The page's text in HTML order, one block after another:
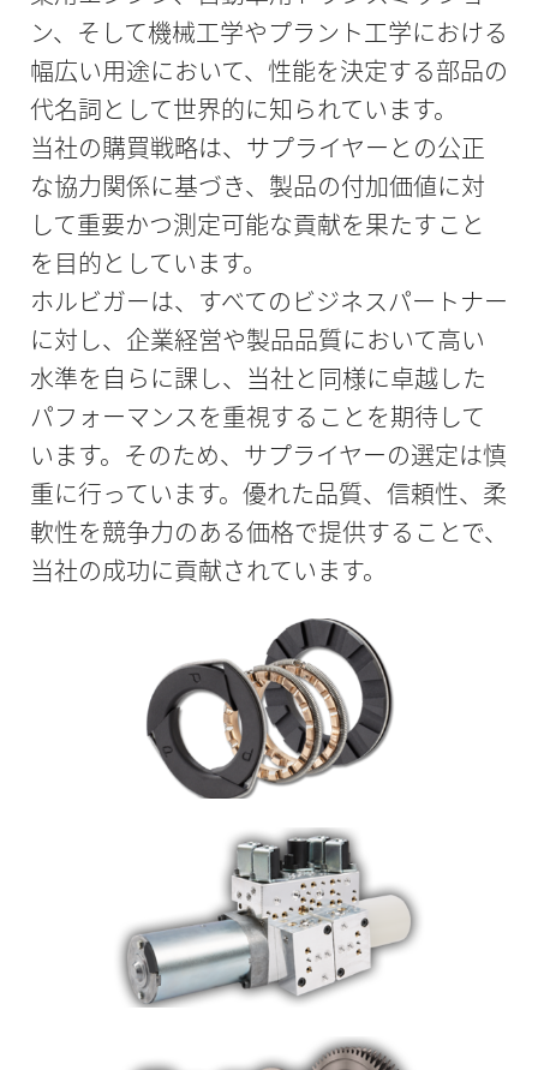
ン、そして機械工学やプラント工学における
幅広い用途において、性能を決定する部品の
代名詞として世界的に知られています。
当社の購買戦略は、サプライヤーとの公正
な協力関係に基づき、製品の付加価値に対
して重要かつ測定可能な貢献を果たすこと
を目的としています。
ホルビガーは、すべてのビジネスパートナー
に対し、企業経営や製品品質において高い
水準を自らに課し、当社と同様に卓越した
パフォーマンスを重視することを期待して
います。そのため、サプライヤーの選定は慎
重に行っています。優れた品質、信頼性、柔
軟性を競争力のある価格で提供することで、
当社の成功に貢献されています。